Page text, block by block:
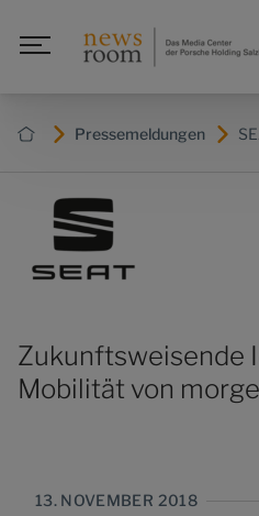
Pressemeldungen
Zukunftsweisende
Mobilität von
13. NOVEMBER 2018